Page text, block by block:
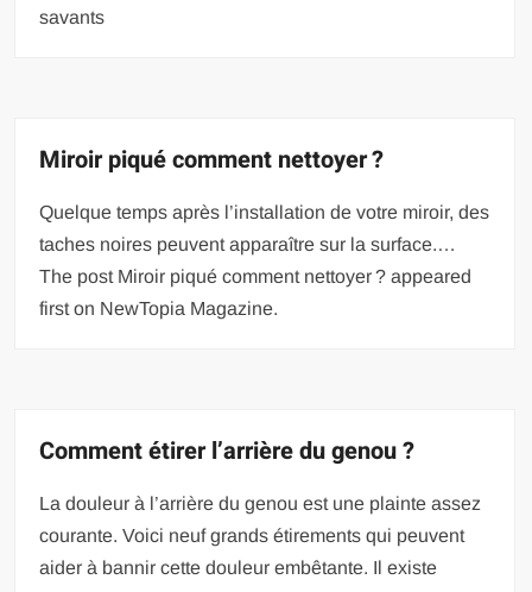
savants
Miroir piqué comment nettoyer ?
Quelque temps après l’installation de votre miroir, des
taches noires peuvent apparaître sur la surface.…
The post Miroir piqué comment nettoyer ? appeared
first on NewTopia Magazine.
Comment étirer l’arrière du genou ?
La douleur à l’arrière du genou est une plainte assez
courante. Voici neuf grands étirements qui peuvent
aider à bannir cette douleur embêtante. Il existe